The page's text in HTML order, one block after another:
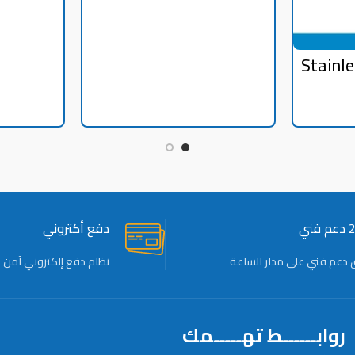
size
دعم فني على مدار الساعة
دفع أكتروني
نظام دفع إلكتروني آمن
روابــــــط تهـــــمك